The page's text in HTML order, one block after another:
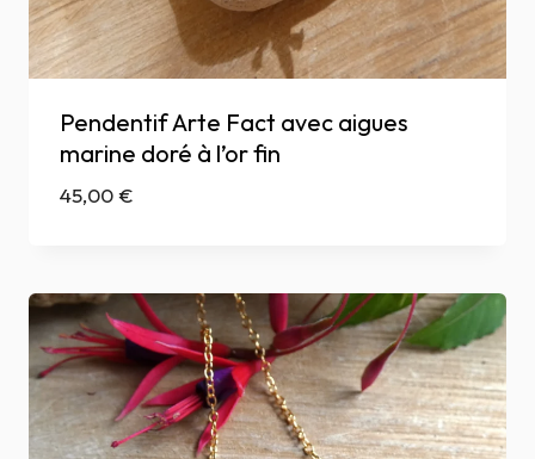
Pendentif Arte Fact avec aigues
marine doré à l’or fin
45,00€